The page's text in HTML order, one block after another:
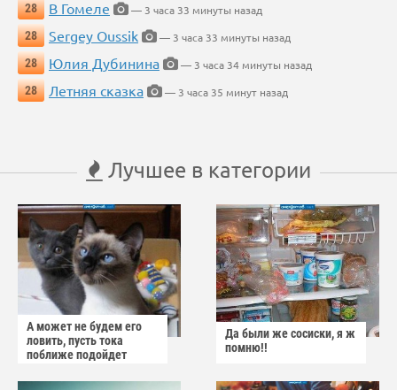
28
В Гомеле
— 3 часа 33 минуты назад
28
Sergey Oussik
— 3 часа 33 минуты назад
28
Юлия Дубинина
— 3 часа 34 минуты назад
28
Летняя сказка — 3 часа 35 минут назад
Лучшее в категории
А может не будем его
ловить, пусть тока
поближе подойдет
Да были же сосиски, я ж
помню!!